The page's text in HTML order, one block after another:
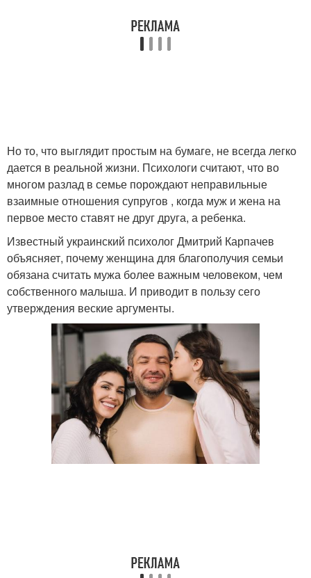
Но то, что выглядит простым на бумаге, не всегда легко
дается в реальной жизни. Психологи считают, что во
многом разлад в семье порождают неправильные
взаимные отношения супругов , когда муж и жена на
первое место ставят не друг друга, а ребенка.
Известный украинский психолог Дмитрий Карпачев
объясняет, почему женщина для благополучия семьи
обязана считать мужа более важным человеком, чем
собственного малыша. И приводит в пользу сего
утверждения веские аргументы.